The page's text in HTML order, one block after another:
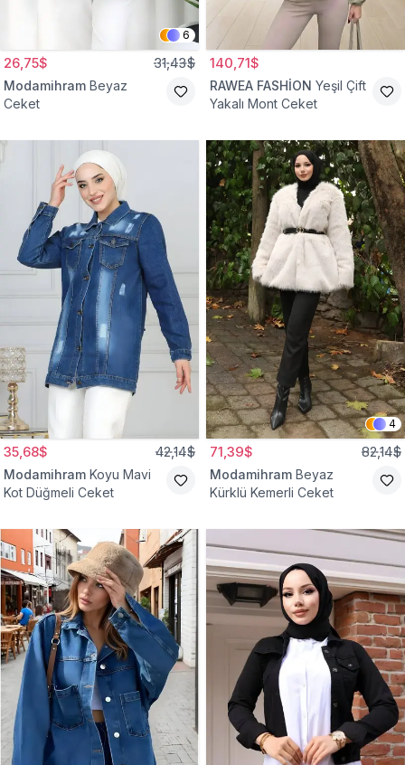
6
26,75$ 31,43$
Modamihram Beyaz
Ceket
140,71$
RAWEA FASHİON Yeşil Çift
Yakalı Mont Ceket
35,68$ 42,14$
Modamihram Koyu Mavi
Kot Düğmeli Ceket
4
71,39$ 82,14$
Modamihram Beyaz
Kürklü Kemerli Ceket